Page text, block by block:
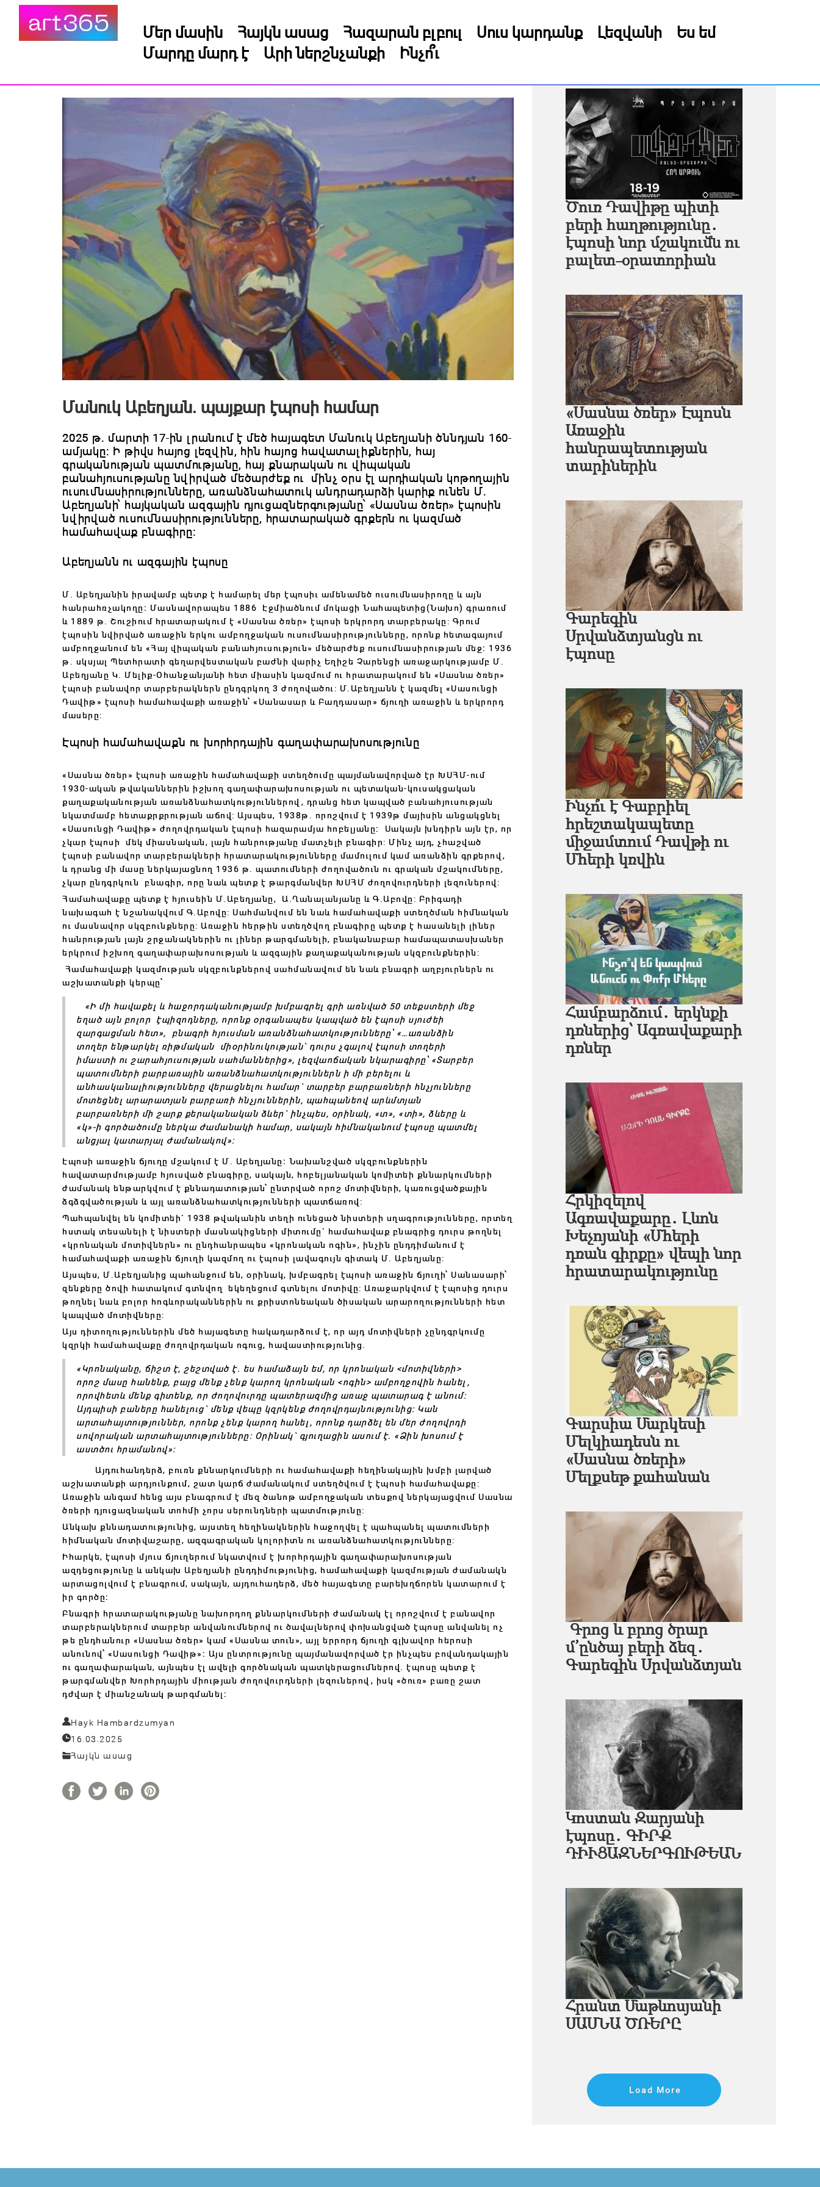
Մեր մասին Հայկն ասաց Հազարան բլբուլ Սուս կարդանք Լեզվանի
Ես եմ
Մարդը մարդ է
Արի ներշնչանքի Ինչո՞ւ
Մանուկ Աբեղյան․ պայքար էպոսի համար
2025 թ․ մարտի 17-ին լրանում է մեծ հայագետ Մանուկ Աբեղյանի ծննդյան 160-
ամյակը։ Ի թիվս հայոց լեզվին, հին հայոց հավատալիքներին, հայ
գրականության պատմությանը, հայ քնարական ու վիպական
բանահյուսությանը նվիրված մեծարժեք ու մինչ օրս էլ արդիական կոթողային
ուսումնասիրությունները, առանձնահատուկ անդրադարձի կարիք ունեն Մ․
Աբեղյանի՝ հայկական ազգային դյուցազներգությանը՝ «Սասնա ծռեր» էպոսին
նվիրված ուսումնասիրությունները, հրատարակած գրքերն ու կազմած
համահավաք բնագիրը։
Աբեղյանն ու ազգային էպոսը
Մ․ Աբեղյանին իրավամբ պետք է համարել մեր էպոսիւ ամենամեծ ուսումնասիրողը և այն
հանրահռչակողը։ Մասնավորապես 1886 Էջմիածնում մոկացի Նահապետից(Նախո) գրառում
և 1889 թ. Շուշիում հրատարակում է «Սասնա ծռեր» էպոսի երկրորդ տարբերակը: Գրում
էպոսին նվիրված առաջին երկու ամբողջական ուսումնասիրությունները, որոնք հետագայում
ամբողջանում են «Հայ վիպական բանահյուսություն» մեծարժեք ուսումնասիրության մեջ։ 1936
թ. սկսյալ Պետհրատի գեղարվեստական բաժնի վարիչ Եղիշե Չարենցի առաջարկությամբ Մ.
Աբեղյանը Կ. Մելիք-Օհանջանյանի հետ միասին կազմում ու հրատարակում են «Սասնա ծռեր»
էպոսի բանավոր տարբերակներն ընդգրկող 3 ժողովածու: Մ.Աբեղյանն է կազմել «Սասունցի
Դավիթ» էպոսի համահավաքի առաջին՝ «Սանասար և Բաղդասար» ճյուղի առաջին և երկրորդ
մասերը:
Էպոսի համահավաքն ու խորհրդային գաղափարախոսությունը
«Սասնա ծռեր» էպոսի առաջին համահավաքի ստեղծումը պայմանավորված էր ԽՍՀՄ-ում
1930-ական թվականներին իշխող գաղափարախոսության ու պետական-կուսակցական
քաղաքականության առանձնահատկություններով, դրանց հետ կապված բանահյուսության
նկատմամբ հետաքրքրության աճով: Այսպես, 1938թ. որոշվում է 1939թ մայիսին անցակցնել
«Սասունցի Դավիթ» ժողովրդական էպոսի հազարամյա հոբելյանը։ Սակայն խնդիրն այն էր, որ
չկար էպոսի մեկ միասնական, լայն հանրությանը մատչելի բնագիր: Մինչ այդ, չհաշված
էպոսի բանավոր տարբերակների հրատարակությունները մամուլում կամ առանձին գրքերով,
և դրանց մի մասը ներկայացնող 1936 թ. պատումների ժողովածուն ու գրական մշակումները,
չկար ընդգրկուն բնագիր, որը նաև պետք է թարգմանվեր ԽՍՀՄ ժողովուրդների լեզուներով:
Համահավաքը պետք է հյուսեին Մ.Աբեղյանը, Ա.Ղանալանյանը և Գ.Աբովը: Բրիգադի
նախագահ է նշանակվում Գ.Աբովը: Սահմանվում են նաև համահավաքի ստեղծման հիմնական
ու մասնավոր սկզբունքները: Առաջին հերթին ստեղծվող բնագիրը պետք է հասանելի լիներ
հանրության լայն շրջանակներին ու լիներ թարգմանելի, բնականաբար համապատասխաներ
երկրում իշխող գաղափարախոսության և ազգային քաղաքականության սկզբունքներին:
Համահավաքի կազմության սկզբունքներով սահմանավում են նաև բնագրի աղբյուրներն ու
աշխատանքի կերպը՝
«Ի մի հավաքել և հաջորդականությամբ խմբագրել գրի առնված 50 տեքստերի մեջ
եղած այն բոլոր էպիզոդները, որոնք օրգանապես կապված են էպոսի սյուժեի
զարգացման հետ», բնագրի հյուսման առանձնահատկությունները՝ «…առանձին
տողեր ենթարկել ռիթմական միօրինուկության` դուրս չգալով էպոսի տողերի
իմաստի ու շարահյուսության սահմաններից», լեզվաոճական նկարագիրը՝ «Տարբեր
պատումների բարբառային առանձնահատկություններն ի մի բերելու և
անհասկանալիությունները վերացնելու համար` տարբեր բարբառների հնչյունները
մոտեցնել արարատյան բարբառի հնչյուններին, պահպանեով արևմտյան
բարբառների մի շարք քերականական ձևեր` ինչպես, օրինակ, «տ», «տի», ձևերը և
«կ»-ի գործածումը ներկա ժամանակի համար, սակայն հիմնականում էպոսը պատմել
անցյալ կատարյալ ժամանակով»:
Էպոսի առաջին ճյուղը մշակում է Մ․ Աբեղյանը։ Նախանշված սկզբունքներին
հավատարմությամբ հյուսված բնագիրը, սակայն, հոբելյանական կոմիտեի քննարկումների
ժամանակ ենթարկվում է քննադատության՝ ընտրված որոշ մոտիվների, կառուցվածքային
ձգձգվածության և այլ առանձնահատկությունների պատճառով:
Պահպանվել են կոմիտեի` 1938 թվականին տեղի ունեցած նիստերի սղագրությունները, որտեղ
հստակ տեսանելի է նիստերի մասնակիցների միտումը` համահավաք բնագրից դուրս թողնել
«կրոնական մոտիվներն» ու ընդհանրապես «կրոնական ոգին», ինչին ընդդիմանում է
համահավաքի առաջին ճյուղի կազմող ու էպոսի լավագույն գիտակ Մ. Աբեղյանը:
Այսպես, Մ.Աբեղյանից պահանջում են, օրինակ, խմբագրել էպոսի առաջին ճյուղի՝ Սանասարի՝
զենքերը ծովի հատակում գտնվող եկեղեցում գտնելու մոտիվը: Առաջարկվում է էպոսից դուրս
թողնել նաև բոլոր հոգևորականներին ու քրիստոնեական ծիսական արարողությունների հետ
կապված մոտիվները:
Այս դիտողություններին մեծ հայագետը հակադարձում է, որ այդ մոտիվների չընդգրկումը
կզրկի համահավաքը ժողովրդական ոգուց, հավաստիությունից.
«Կրոնականը, ճիշտ է, շեշտված է. ես համաձայն եմ, որ կրոնական <մոտիվների>
որոշ մասը հանենք, բայց մենք չենք կարող կրոնական <ոգին> ամբողջովին հանել,
որովհետև մենք գիտենք, որ ժողովուրդը պատերազմից առաջ պատարագ է անում:
Այդպիսի բաները հանելուց` մենք վեպը կզրկենք ժողովրդայնությունից: Կան
արտահայտություններ, որոնք չենք կարող հանել, որոնք դարձել են մեր ժողովրդի
սովորական արտահայտությունները: Օրինակ` գյուղացին ասում է. «Ձին խոսում է
աստծու հրամանով»:
Այդուհանդերձ, բուռն քննարկումների ու համահավաքի հեղինակային խմբի լարված
աշխատանքի արդյունքում, շատ կարճ ժամանակում ստեղծվում է էպոսի համահավաքը:
Առաջին անգամ հենց այս բնագրում է մեզ ծանոթ ամբողջական տեսքով ներկայացվում Սասնա
ծռերի դյուցազնական տոհմի չորս սերունդների պատմությունը:
Անկախ քննադատությունից, այստեղ հեղինակներին հաջողվել է պահպանել պատումների
հիմնական մոտիվաշարը, ազգագրական կոլորիտն ու առանձնահատկությունները:
Իհարկե, էպոսի մյուս ճյուղերում նկատվում է խորհրդային գաղափարախոսության
ազդեցությունը և անկախ Աբեղյանի ընդդիմությունից, համահավաքի կազմության ժամանակն
արտացոլվում է բնագրում, սակայն, այդուհադերձ, մեծ հայագետը բարեխղճորեն կատարում է
իր գործը։
Բնագրի հրատարակությանը նախորդող քննարկումների ժամանակ էլ որոշվում է բանավոր
տարբերակներում տարբեր անվանումներով ու ծավալներով փոխանցված էպոսը անվանել ոչ
թե ընդհանուր «Սասնա ծռեր» կամ «Սասնա տուն», այլ երրորդ ճյուղի գլխավոր հերոսի
անունով՝ «Սասունցի Դավիթ»։ Այս ընտրությունը պայմանավորված էր ինչպես բովանդակային
ու գաղափարական, այնպես էլ ավելի գործնական պատկերացումներով․ էպոսը պետք է
թարգմանվեր Խորհրդային միության ժողովուրդների լեզուներով, իսկ «ծուռ» բառը շատ
դժվար է միանշանակ թարգմանել։
Hayk Hambardzumyan
16.03.2025
Հայկն ասաց
Ծուռ Դավիթը պիտի
բերի հաղթությունը․
էպոսի նոր մշակումն ու
բալետ-օրատորիան
«Սասնա ծռեր» Էպոսն
Առաջին
հանրապետության
տարիներին
Գարեգին
Սրվանձտյանցն ու
էպոսը
Ինչո՞ւ է Գաբրիել
հրեշտակապետը
միջամտում Դավթի ու
Մհերի կռվին
Համբարձում․ երկնքի
դռներից՝ Ագռավաքարի
դռներ
Հրկիզելով
Ագռավաքարը․ Լևոն
Խեչոյանի «Մհերի
դռան գիրքը» վեպի նոր
հրատարակությունը
Գարսիա Մարկեսի
Մելկիադեսն ու
«Սասնա ծռերի»
Մելքսեթ քահանան
Գրոց եւ բրոց ծրար
մ՚ընծայ բերի ձեզ․
Գարեգին Սրվանձտյան
Կոստան Զարյանի
էպոսը․ ԳԻՐՔ
ԴԻՒՑԱԶՆԵՐԳՈՒԹԵԱՆ
Հրանտ Մաթևոսյանի
ՍԱՍՆԱ ԾՌԵՐԸ
Load More